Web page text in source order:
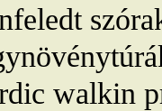
walkin